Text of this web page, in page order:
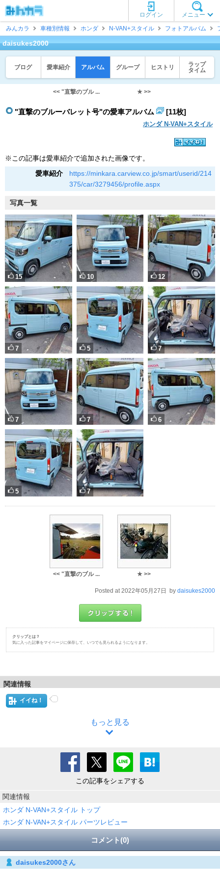
メニュー
ログイン
みんカラ
車種別情報 ホンダ N-VAN+スタイル フォトアルバム
daisukes2000
ブログ 愛車紹介 アルバム グループ ヒストリ
ラップ
タイム
<< "直撃のブル ... ★ >>
"直撃のブルーバレット号"の愛車アルバム [11枚]
ホンダ N-VAN+スタイル
※この記事は愛車紹介で追加された画像です。
愛車紹介
https://minkara.carview.co.jp/smart/userid/214
375/car/3279456/profile.aspx
写真一覧
15 10 12
7 5 7
7 7 6
5 7
<< "直撃のブル ... ★ >>
Posted at 2022年05月27日 by daisukes2000
クリップとは？
気に入った記事をマイページに保存して、いつでも見られるようになります。
関連情報
イイね！
もっと見る
この記事をシェアする
関連情報
ホンダ N-VAN+スタイル トップ
ホンダ N-VAN+スタイル パーツレビュー
コメント(0)
daisukes2000さん